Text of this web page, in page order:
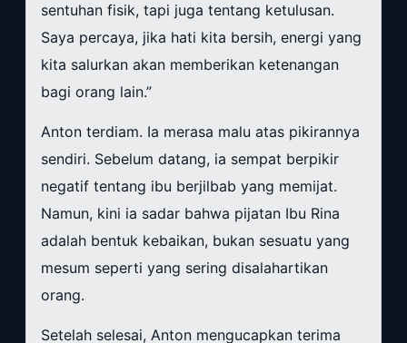
sentuhan fisik, tapi juga tentang ketulusan.
Saya percaya, jika hati kita bersih, energi yang
kita salurkan akan memberikan ketenangan
bagi orang lain.”
Anton terdiam. Ia merasa malu atas pikirannya
sendiri. Sebelum datang, ia sempat berpikir
negatif tentang ibu berjilbab yang memijat.
Namun, kini ia sadar bahwa pijatan Ibu Rina
adalah bentuk kebaikan, bukan sesuatu yang
mesum seperti yang sering disalahartikan
orang.
Setelah selesai, Anton mengucapkan terima